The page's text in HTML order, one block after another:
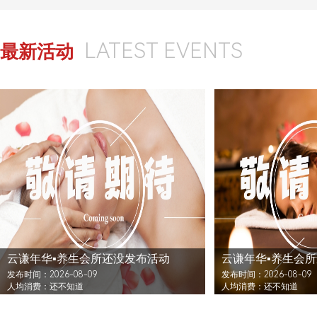
最新活动 LATEST EVENTS
云谦年华▪养生会所还没发布活动
发布时间：2026-08-09
人均消费：还不知道
云谦年华▪养生会
发布时间：2026-08-09
人均消费：还不知道